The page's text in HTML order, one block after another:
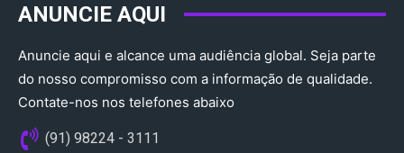
ANUNCIE AQUI
Anuncie aqui e alcance uma audiência global. Seja parte
do nosso compromisso com a informação de qualidade.
Contate-nos nos telefones abaixo
(91) 98224 - 3111